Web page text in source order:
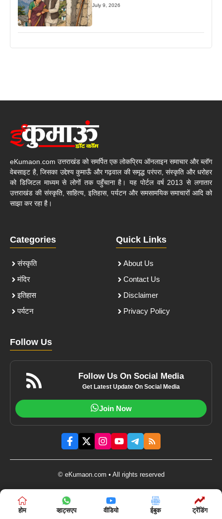
July 9, 2026
eKumaon.com उत्तराखंड को समर्पित एक लोकप्रिय ऑनलाइन समाचार और ब्लॉग
वेबसाइट है, जिसका उद्देश्य कुमाऊँ और गढ़वाल की समृद्ध परंपरा, संस्कृति और धरोहर
को डिजिटल माध्यम से लोगों तक पहुँचाना है। यह पोर्टल वर्ष 2013 से लगातार
उत्तराखंड की संस्कृति, साहित्य, इतिहास, पर्यटन और समसामयिक समाचारों आदि को
साझा कर रहा है।
Categories
संस्कृति
मंदिर
इतिहास
पर्यटन
Quick Links
About Us
Contact Us
Disclaimer
Privacy Policy
Follow Us
Follow Us On Social Media
Get Latest Update On Social Media
Join Now
© eKumaon.com • All rights reserved
होम व्हाट्सएप वीडियो ईबुक ट्रेंडिंग